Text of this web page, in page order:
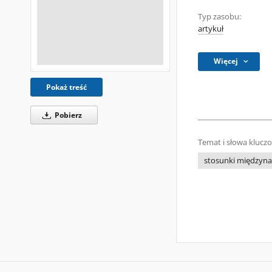
Pokaż treść
Pobierz
Typ zasobu:
artykuł
Więcej
Temat i słowa
stosunki